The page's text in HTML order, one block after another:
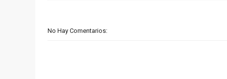
No Hay Comentarios: